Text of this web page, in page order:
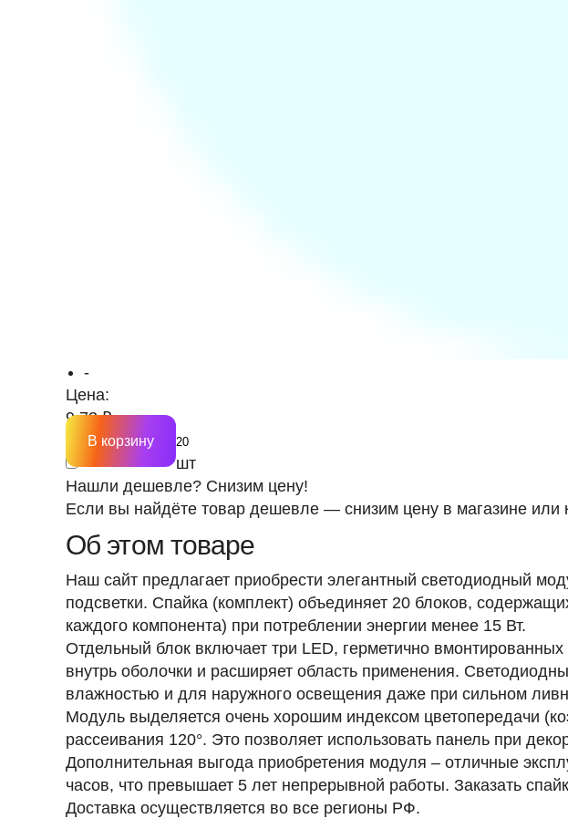
-
Цена:
9.73 ₽
шт
В корзину
Нашли дешевле? Снизим цену!
Если вы найдёте товар дешевле — снизим цену в магазине или
Об этом товаре
Наш сайт предлагает приобрести элегантный светодиодный
подсветки. Спайка (комплект) объединяет 20 блоков,
каждого компонента) при потреблении энергии менее 15 Вт.
Отдельный блок включает три LED, герметично
внутрь оболочки и расширяет область применения.
влажностью и для наружного освещения даже при сильном
Модуль выделяется очень хорошим индексом цветопередачи
рассеивания 120°. Это позволяет использовать панель при
Дополнительная выгода приобретения модуля – отличные
часов, что превышает 5 лет непрерывной работы. Заказать
Доставка осуществляется во все регионы РФ.